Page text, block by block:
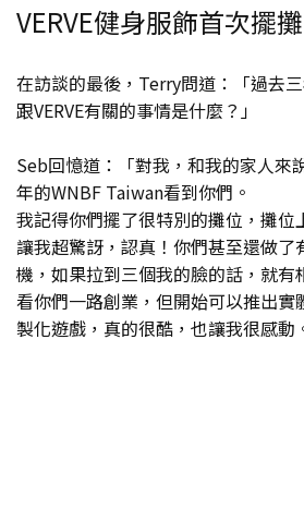
VERVE健身服飾首次擺攤
在訪談的最後，Terry問道：「過去
跟VERVE有關的事情是什麼？」
Seb回憶道：「對我，和我的家人來
年的WNBF Taiwan看到你們。
我記得你們擺了很特別的攤位，攤位
讓我超驚訝，認真！你們甚至還做
機，如果拉到三個我的臉的話，就有
看你們一路創業，但開始可以推出實
製化遊戲，真的很酷，也讓我很感動